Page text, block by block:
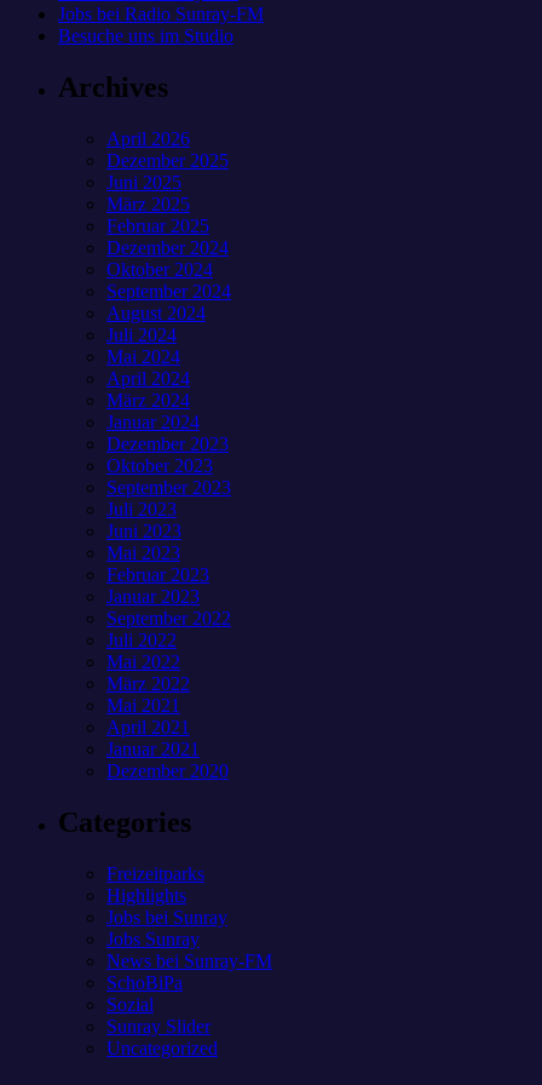
Jobs bei Radio Sunray-FM
Besuche uns im Studio
Archives
April 2026
Dezember 2025
Juni 2025
März 2025
Februar 2025
Dezember 2024
Oktober 2024
September 2024
August 2024
Juli 2024
Mai 2024
April 2024
März 2024
Januar 2024
Dezember 2023
Oktober 2023
September 2023
Juli 2023
Juni 2023
Mai 2023
Februar 2023
Januar 2023
September 2022
Juli 2022
Mai 2022
März 2022
Mai 2021
April 2021
Januar 2021
Dezember 2020
Categories
Freizeitparks
Highlights
Jobs bei Sunray
Jobs Sunray
News bei Sunray-FM
SchoBiPa
Sozial
Sunray Slider
Uncategorized